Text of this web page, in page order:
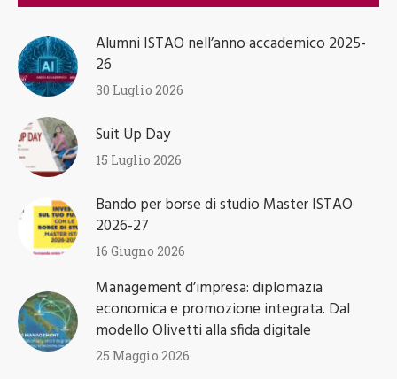
Alumni ISTAO nell’anno accademico 2025-
26
30 Luglio 2026
Suit Up Day
15 Luglio 2026
Bando per borse di studio Master ISTAO
2026-27
16 Giugno 2026
Management d’impresa: diplomazia
economica e promozione integrata. Dal
modello Olivetti alla sfida digitale
25 Maggio 2026